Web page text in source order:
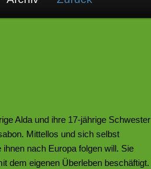
Alda und ihre 17-jährige Schwester
Mittellos und sich selbst
nach Europa folgen will. Sie
dem eigenen Überleben beschäftigt.